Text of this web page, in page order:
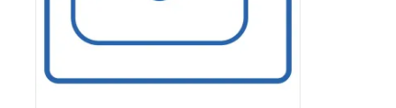
väljas
produktsidan